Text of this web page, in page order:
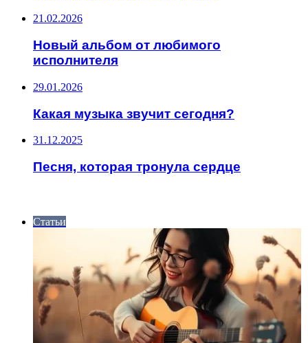
21.02.2026
Новый альбом от любимого
исполнителя
29.01.2026
Какая музыка звучит сегодня?
31.12.2025
Песня, которая тронула сердце
Статьи